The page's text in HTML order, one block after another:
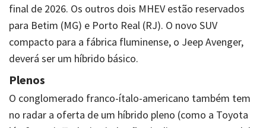
final de 2026. Os outros dois MHEV estão reservados
para Betim (MG) e Porto Real (RJ). O novo SUV
compacto para a fábrica fluminense, o Jeep Avenger,
deverá ser um híbrido básico.
Plenos
O conglomerado franco-ítalo-americano também tem
no radar a oferta de um híbrido pleno (como a Toyota